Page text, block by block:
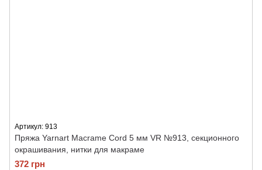
Артикул: 913
Пряжа Yarnart Macrame Cord 5 мм VR №913, секционного
окрашивания, нитки для макраме
372 грн